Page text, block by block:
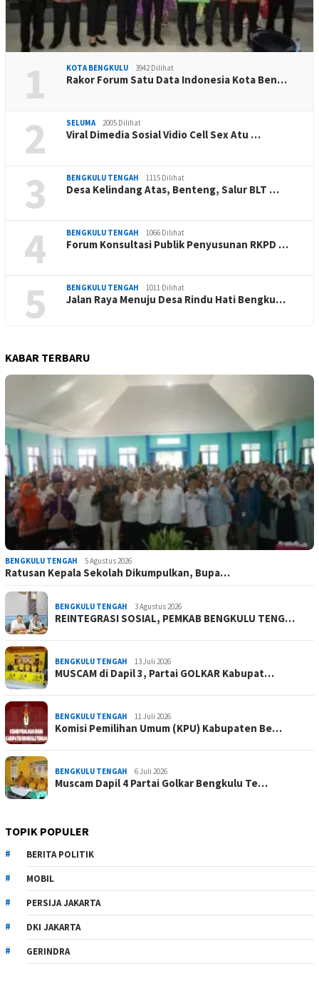
1 KOTA BENGKULU 3942 Dilihat
Rakor Forum Satu Data Indonesia Kota Ben…
2 SELUMA 2005 Dilihat
Viral Dimedia Sosial Vidio Cell Sex Atu …
3 BENGKULU TENGAH 1115 Dilihat
Desa Kelindang Atas, Benteng, Salur BLT …
4 BENGKULU TENGAH 1066 Dilihat
Forum Konsultasi Publik Penyusunan RKPD …
5 BENGKULU TENGAH 1011 Dilihat
Jalan Raya Menuju Desa Rindu Hati Bengku…
KABAR TERBARU
BENGKULU TENGAH 5 Agustus 2026
Ratusan Kepala Sekolah Dikumpulkan, Bupa…
BENGKULU TENGAH 3 Agustus 2026
REINTEGRASI SOSIAL, PEMKAB BENGKULU TENG…
BENGKULU TENGAH 13 Juli 2026
MUSCAM di Dapil 3, Partai GOLKAR Kabupat…
BENGKULU TENGAH 11 Juli 2026
Komisi Pemilihan Umum (KPU) Kabupaten Be…
BENGKULU TENGAH 6 Juli 2026
Muscam Dapil 4 Partai Golkar Bengkulu Te…
TOPIK POPULER
BERITA POLITIK
MOBIL
PERSIJA JAKARTA
DKI JAKARTA
GERINDRA